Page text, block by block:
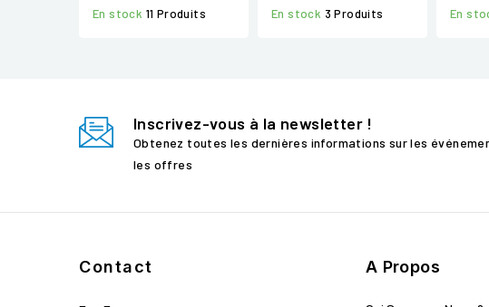
En stock 11 Produits En stock 3 Produits En
Inscrivez-vous à la newsletter !
Obtenez toutes les dernières informations sur les
les offres
Contact A Propos